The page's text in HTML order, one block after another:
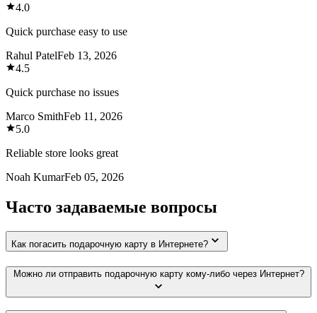
4.0
Quick purchase easy to use
Rahul PatelFeb 13, 2026
4.5
Quick purchase no issues
Marco SmithFeb 11, 2026
5.0
Reliable store looks great
Noah KumarFeb 05, 2026
Часто задаваемые вопросы
Как погасить подарочную карту в Интернете?
Можно ли отправить подарочную карту кому-либо через Интернет?